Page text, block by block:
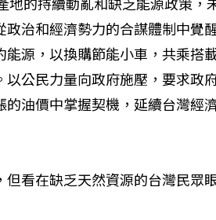
治和經濟勢力的合謀體制中覺
源，以換購節能小車，共乘搭
公民力量向政府施壓，要求政
油價中掌握契機，延續台灣經
但看在缺乏天然資源的台灣民眾